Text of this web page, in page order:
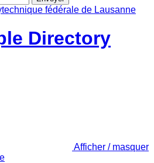
Directory
Afficher / masquer